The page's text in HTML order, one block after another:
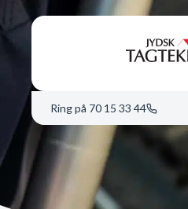
Ring på 70 15 33 44